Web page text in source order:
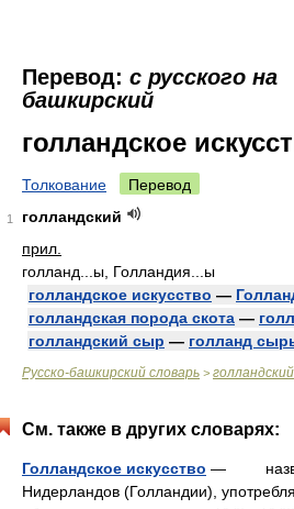
Перевод: с русского на
башкирский
голландское
Толкование Перевод
1
голландский
прил.
голланд...ы, Голландия...ы
голландское искусство —
голландская порода скота —
голландский сыр — голланд
Русско-башкирский словарь > голландский
См. также в других словарях:
Голландское искусство —
Нидерландов (Голландии),